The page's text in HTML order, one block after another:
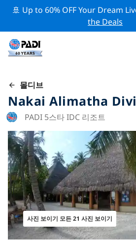
🚢 Up to 60% OFF Your Dream
the Deals
몰디브
Nakai Alimatha
PADI 5스타 IDC 리조트
사진 보이기 모든 21 사진 보이기